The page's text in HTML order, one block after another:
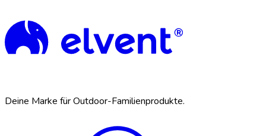
Deine Marke für Outdoor-Familienprodukte.